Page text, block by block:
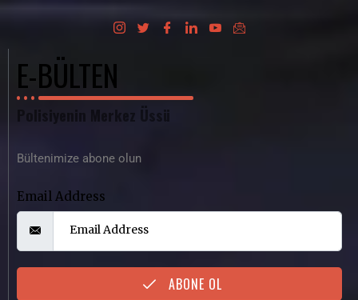
E-BÜLTEN
Polisiyenin Merkez Üssü
Bültenimize abone olun
Email Address
ABONE OL